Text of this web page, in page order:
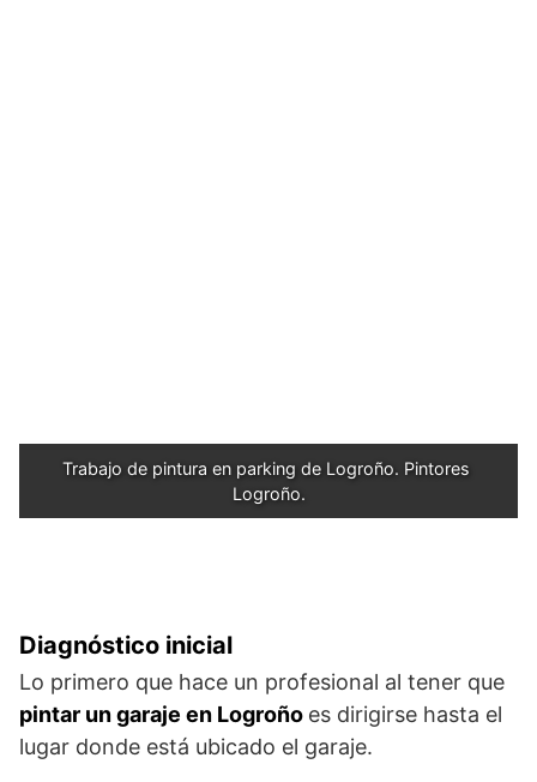
Trabajo de pintura en parking de Logroño. Pintores
Logroño.
Diagnóstico inicial
Lo primero que hace un profesional al tener que
pintar un garaje en Logroño es dirigirse hasta el
lugar donde está ubicado el garaje.